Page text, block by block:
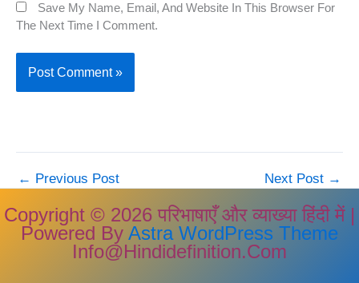
Save My Name, Email, And Website In This Browser For
The Next Time I Comment.
← Previous Post Next Post →
Copyright © 2026 परिभाषाएँ और व्याख्या हिंदी में |
Powered By Astra WordPress Theme
Info@hindidefinition.com